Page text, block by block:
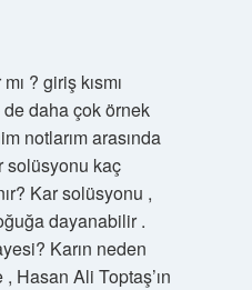
? giriş kısmı
de daha çok örnek
notlarım arasında
solüsyonu kaç
Kar solüsyonu ,
dayanabilir .
Karın neden
Hasan Ali Toptaş’ın